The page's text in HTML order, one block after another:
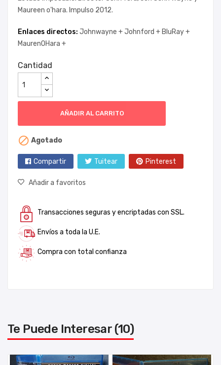
Maureen o'hara. Impulso 2012.
Enlaces directos: Johnwayne +Johnford + BluRay +
MaurenOHara +
Cantidad
AÑADIR AL CARRITO
 Agotado
Compartir Tuitear Pinterest
Añadir a favoritos
Transacciones seguras y encriptadas con SSL.
Envíos a toda la U.E.
Compra con total confianza
Te Puede Interesar (10)